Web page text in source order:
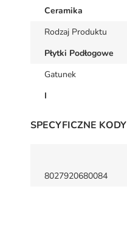
Ceramika
Rodzaj Produktu
Płytki Podłogowe
Gatunek
I
SPECYFICZNE KODY
8027920680084